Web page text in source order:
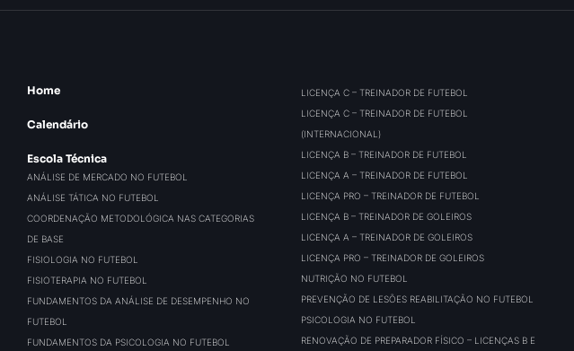
Home
Calendário
Escola Técnica
ANÁLISE DE MERCADO NO FUTEBOL
ANÁLISE TÁTICA NO FUTEBOL
COORDENAÇÃO METODOLÓGICA NAS CATEGORIAS
DE BASE
FISIOLOGIA NO FUTEBOL
FISIOTERAPIA NO FUTEBOL
FUNDAMENTOS DA ANÁLISE DE DESEMPENHO NO
FUTEBOL
FUNDAMENTOS DA PSICOLOGIA NO FUTEBOL
LICENÇA C – TREINADOR DE FUTEBOL
LICENÇA C – TREINADOR DE FUTEBOL
(INTERNACIONAL)
LICENÇA B – TREINADOR DE FUTEBOL
LICENÇA A – TREINADOR DE FUTEBOL
LICENÇA PRO – TREINADOR DE FUTEBOL
LICENÇA B – TREINADOR DE GOLEIROS
LICENÇA A – TREINADOR DE GOLEIROS
LICENÇA PRO – TREINADOR DE GOLEIROS
NUTRIÇÃO NO FUTEBOL
PREVENÇÃO DE LESÕES REABILITAÇÃO NO FUTEBOL
PSICOLOGIA NO FUTEBOL
RENOVAÇÃO DE PREPARADOR FÍSICO – LICENÇAS B E